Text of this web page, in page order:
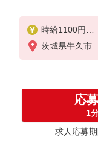
時給1100円
※22:00〜翌
※高校生時給
土日祝は1時
早朝手当（
茨城県牛久市
応
1
求人応募